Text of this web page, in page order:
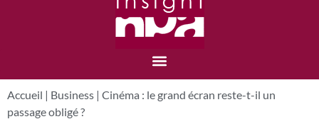
Accueil | Business | Cinéma : le grand écran reste-t-il un
passage obligé ?